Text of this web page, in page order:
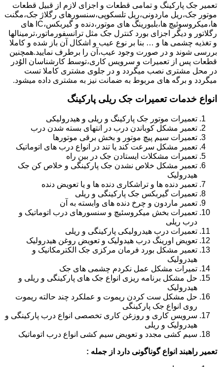
تعمیر جک پارکینگ و تمامی قطعات و اجزای لازم از قبیل قطعات
موتور جک،ریل ماردونی،ریل تلسکوپی،سنسورهای رگلاژ جک،مگنت
ها،میکروسوئیچ ها،بلبورینگ های موتور،دنده و گیربکس،IC های
رگلاتور و دیگر اجزای بورد کنترل جک مثل ترانسفورماتور،ترمینالها
و تغذیه چشمی ها و … بنا بر نوع عیب و اشکال آن باز شده و کاملا
بررسی شوند و در صورت وجود عیب،آن را برطرف نمایید.همچنین
قطعات پس از تعمیرات و سرویس کاری،توسط کارشناسان الوُدر
در محل مشتری نصب میگردد و در جلوی مشتری کاملا تست
میگردد و برگه های مربوط به ضمانت نیز به مشتری داده میشود.
انواع خدمات تعمیرات جک ریلی پارکینگ
تعمیرات موتور جک پارکینگ و ریلی و هیدرولیکی
تعمیر مشکل کوباندن درب در انتهای بسته شدن درب
تعمیرات سیم پیچ موتور و بخش برقی موتورها
تعمیر مشکل سرعت کند یا تند در انواع درب های اتوماتیک
تعمیرات مشکلات ایستادن جک در بین راه
تعمیر مشکل خلاص نشدن جک پارکینگی و خلاص کن جک
هیدرولیک
تعمیر دنده ها و تراشکاری دنده ها و یا تعویض دنده
تعمیرات گیربکس جک پارکینگی و ریلی
تعمیر ماردون و چرخ دنده های وابسته به آن
تعمیرات بخش میکروسئیچ و سنسورهای درب اتوماتیک و
درب ریلی
تعمیرات درب هیدرولیکی پارکینگی و ریلی
تعویض اورینگ درب هیدولیک و تعویض روغن هیدرولیک
تعمیر مشکل بورد فرمان مرکزی جک الکترمکانیک و
هیدرولیک
تمیرات مشکل عمل نکردم چشمی های جک
حل مشکل برنامه ریزی انواع جک های پارکینگی و ریلی و
هیدرولیک
حل مشکل ست کردن ریموت و عملکرد چند حالته ریموت
روی انواع جک پارکینگی
سرویس کاری و روزغن کاری تخصصی انواع درب پارکینگی و
هیدرولیک و ریلی
سیم کشی مجدد و تعویض سیم کشی انواع درب اتوماتیک
تعمیر راهبند انواع گوناگونی دارد از جمله :